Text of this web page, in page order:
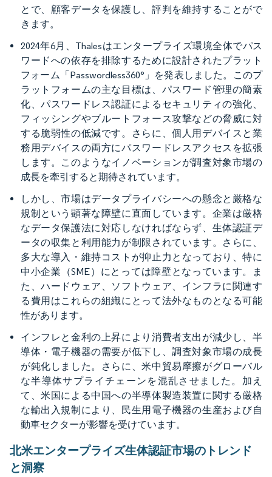
とで、顧客データを保護し、評判を維持することがで
きます。
2024年6月、Thalesはエンタープライズ環境全体でパス
ワードへの依存を排除するために設計されたプラット
フォーム「Passwordless360°」を発表しました。このプ
ラットフォームの主な目標は、パスワード管理の簡素
化、パスワードレス認証によるセキュリティの強化、
フィッシングやブルートフォース攻撃などの脅威に対
する脆弱性の低減です。さらに、個人用デバイスと業
務用デバイスの両方にパスワードレスアクセスを拡張
します。このようなイノベーションが調査対象市場の
成長を牽引すると期待されています。
しかし、市場はデータプライバシーへの懸念と厳格な
規制という顕著な障壁に直面しています。企業は厳格
なデータ保護法に対応しなければならず、生体認証デ
ータの収集と利用能力が制限されています。さらに、
多大な導入・維持コストが抑止力となっており、特に
中小企業（SME）にとっては障壁となっています。ま
た、ハードウェア、ソフトウェア、インフラに関連す
る費用はこれらの組織にとって法外なものとなる可能
性があります。
インフレと金利の上昇により消費者支出が減少し、半
導体・電子機器の需要が低下し、調査対象市場の成長
が鈍化しました。さらに、米中貿易摩擦がグローバル
な半導体サプライチェーンを混乱させました。加え
て、米国による中国への半導体製造装置に関する厳格
な輸出入規制により、民生用電子機器の生産および自
動車セクターが影響を受けています。
北米エンタープライズ生体認証市場のトレンド
と洞察